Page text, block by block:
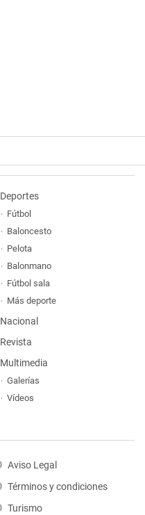
Deportes
Fútbol
Baloncesto
Pelota
Balonmano
Fútbol sala
Más deporte
Nacional
Revista
Multimedia
Galerías
Vídeos
Aviso Legal
Términos y condiciones
Turismo